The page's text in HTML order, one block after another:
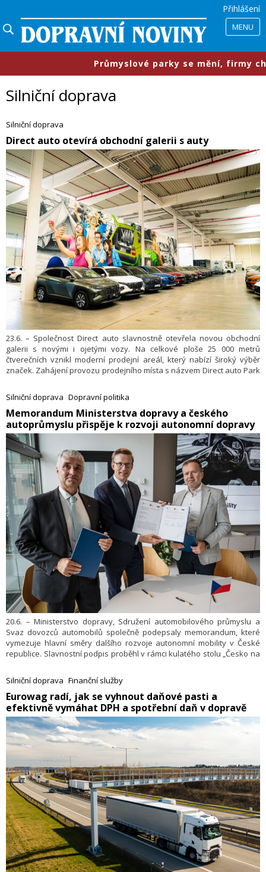
Přihlášení
MENU
parky se mění, firmy chtějí menší prostory,
Silniční doprava
Silniční doprava
​Direct auto otevírá obchodní galerii s auty
23.6. – Společnost Direct auto slavnostně otevřela novou obchodní
galerii s novými i ojetými vozy. Na celkové ploše 25 000 metrů
čtverečních vznikl moderní prodejní areál, který nabízí široký výběr
značek. Zahájení provozu prodejního místa s názvem Direct auto Park
soupeřem největším hráčům na trhu. V příštích dvou letech plánuje
skupina otevřít dalších 12 až 14 poboček.
Silniční doprava Dopravní politika
​Memorandum Ministerstva dopravy a českého
autoprůmyslu přispěje k rozvoji autonomní dopravy
20.6. – Ministerstvo dopravy, Sdružení automobilového průmyslu a
Svaz dovozců automobilů společně podepsaly memorandum, které
vymezuje hlavní směry dalšího rozvoje autonomní mobility v České
republice. Slavnostní podpis proběhl v rámci kulatého stolu „Česko na
Silniční doprava Finanční služby
​Eurowag radí, jak se vyhnout daňové pasti a
efektivně vymáhat DPH a spotřební daň v dopravě